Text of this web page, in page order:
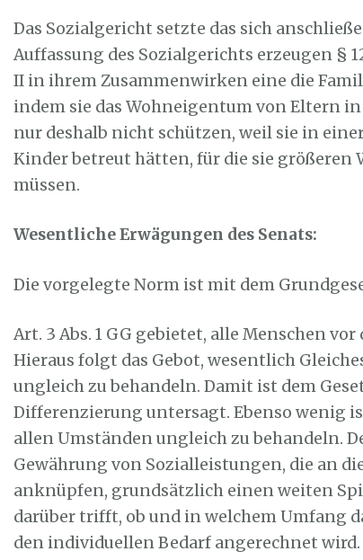
Das Sozialgericht setzte das sich
Auffassung des Sozialgerichts erzeugen §
II in ihrem Zusammenwirken eine die
indem sie das Wohneigentum von Eltern
nur deshalb nicht schützen, weil sie in
Kinder betreut hätten, für die sie größeren
müssen.
Wesentliche Erwägungen des Senats:
Die vorgelegte Norm ist mit dem
Art. 3 Abs. 1 GG gebietet, alle Menschen
Hieraus folgt das Gebot, wesentlich
ungleich zu behandeln. Damit ist dem
Differenzierung untersagt. Ebenso wenig
allen Umständen ungleich zu behandeln.
Gewährung von Sozialleistungen, die an
anknüpfen, grundsätzlich einen weiten
darüber trifft, ob und in welchem Umfang
den individuellen Bedarf angerechnet